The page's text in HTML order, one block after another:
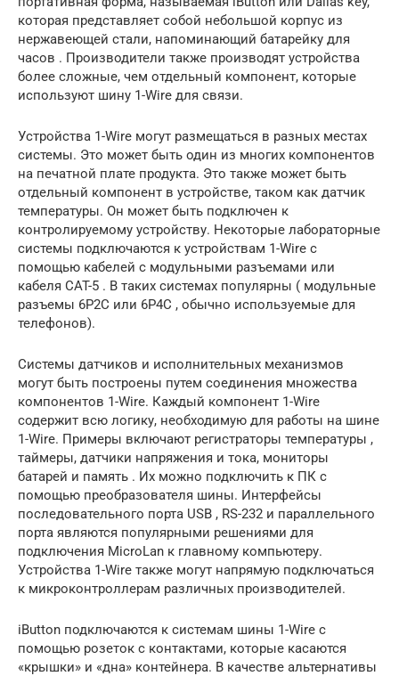
которая представляет собой небольшой корпус из
нержавеющей стали, напоминающий батарейку для
часов . Производители также производят устройства
более сложные, чем отдельный компонент, которые
используют шину 1-Wire для связи.
Устройства 1-Wire могут размещаться в разных местах
системы. Это может быть один из многих компонентов
на печатной плате продукта. Это также может быть
отдельный компонент в устройстве, таком как датчик
температуры. Он может быть подключен к
контролируемому устройству. Некоторые лабораторные
системы подключаются к устройствам 1-Wire с
помощью кабелей с модульными разъемами или
кабеля CAT-5 . В таких системах популярны ( модульные
разъемы 6P2C или 6P4C , обычно используемые для
телефонов).
Системы датчиков и исполнительных механизмов
могут быть построены путем соединения множества
компонентов 1-Wire. Каждый компонент 1-Wire
содержит всю логику, необходимую для работы на шине
1-Wire. Примеры включают регистраторы температуры ,
таймеры, датчики напряжения и тока, мониторы
батарей и память . Их можно подключить к ПК с
помощью преобразователя шины. Интерфейсы
последовательного порта USB , RS-232 и параллельного
порта являются популярными решениями для
подключения MicroLan к главному компьютеру.
Устройства 1-Wire также могут напрямую подключаться
к микроконтроллерам различных производителей.
iButton подключаются к системам шины 1-Wire с
помощью розеток с контактами, которые касаются
«крышки» и «дна» контейнера. В качестве альтернативы